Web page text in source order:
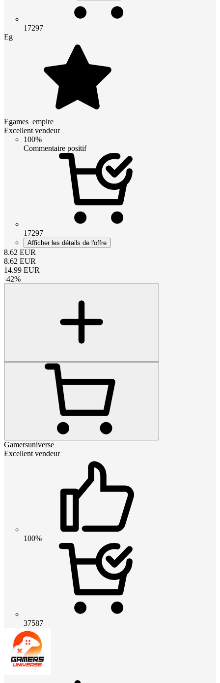
17297
Eg
Egames_empire
Excellent vendeur
100%
Commentaire positif
17297
Afficher les détails de l'offre
8.62 EUR
8.62 EUR
14.99 EUR
-42%
Gamersuniverse
Excellent vendeur
100%
37587